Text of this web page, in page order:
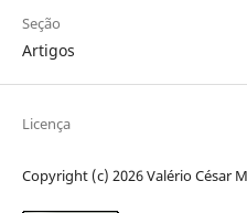
Seção
Artigos
Licença
Copyright (c) 2026 Valério César